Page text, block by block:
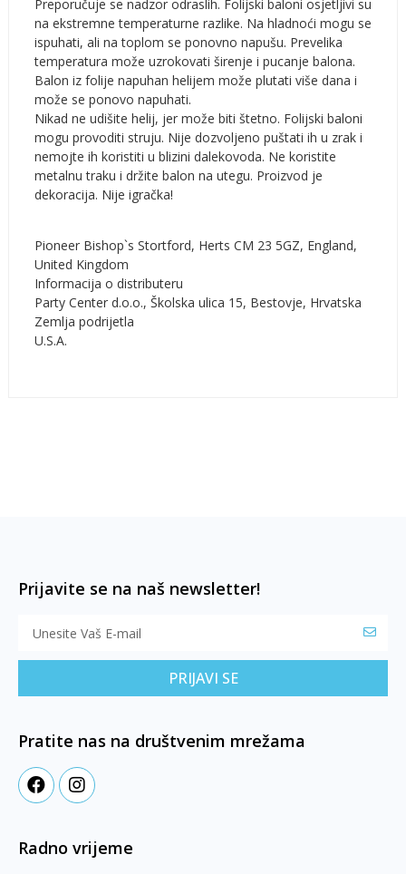
Preporučuje se nadzor odraslih. Folijski baloni osjetljivi su
na ekstremne temperaturne razlike. Na hladnoći mogu se
ispuhati, ali na toplom se ponovno napušu. Prevelika
temperatura može uzrokovati širenje i pucanje balona.
Balon iz folije napuhan helijem može plutati više dana i
može se ponovo napuhati.
Nikad ne udišite helij, jer može biti štetno. Folijski baloni
mogu provoditi struju. Nije dozvoljeno puštati ih u zrak i
nemojte ih koristiti u blizini dalekovoda. Ne koristite
metalnu traku i držite balon na utegu. Proizvod je
dekoracija. Nije igračka!
Pioneer Bishop`s Stortford, Herts CM 23 5GZ, England,
United Kingdom
Informacija o distributeru
Party Center d.o.o., Školska ulica 15, Bestovje, Hrvatska
Zemlja podrijetla
U.S.A.
Prijavite se na naš newsletter!
PRIJAVI SE
Pratite nas na društvenim mrežama
Radno vrijeme